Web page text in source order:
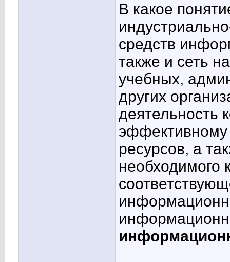
В какое
средств
также и сеть
учебных,
других
деятельность
ресурсов, а
необходимого